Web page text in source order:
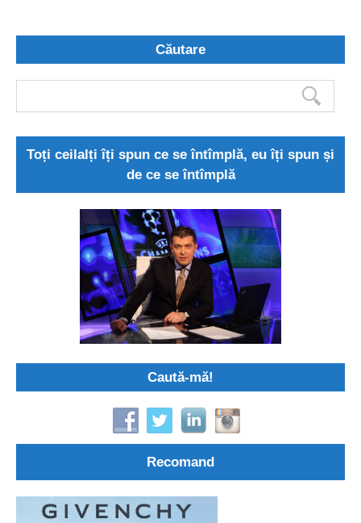
Căutare
Toți ceilalți îți spun ce se întîmplă, eu îți spun și
de ce se întîmplă
Caută-mă!
Recomand